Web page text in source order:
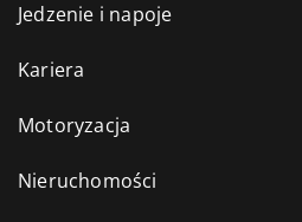
Jedzenie i napoje
Kariera
Motoryzacja
Nieruchomości